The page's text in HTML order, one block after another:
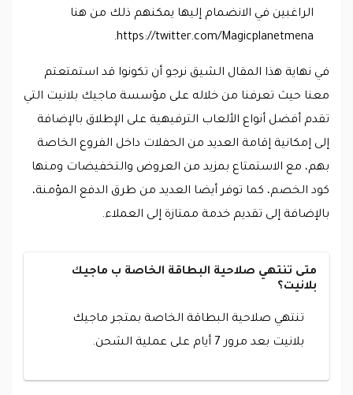
الراغبين في الانضمام إليها يمكنهم ذلك من هنا
https://twitter.com/Magicplanetmena.
في نهاية هذا المقال الشيق نرجو أن تكونوا قد استمتعتم
معنا حيث تعرفنا من خلاله على مؤسسة ماجيك بلانيت التي
تقدم أفضل أنواع الألعاب الترفيهية على الإطلاق بالإضافة
إلى إمكانية إقامة العديد من الحفلات داخل الفروع الخاصة
بهم، مع الاستمتاع بمزيد من العروض والتخفيضات ومنها
كود الخصم، كما توفر أيضا العديد من طرق الدفع المؤمنة،
بالإضافة إلى تقديم خدمة ممتازة إلى العملاء.
متى تنتهي صلاحية البطاقة الخاصة ب ماجيك
بلانيت؟
تنتهي صلاحية البطاقة الخاصة بمتجر ماجيك
بلانيت بعد مرور 7 أيام على عملية الشحن.